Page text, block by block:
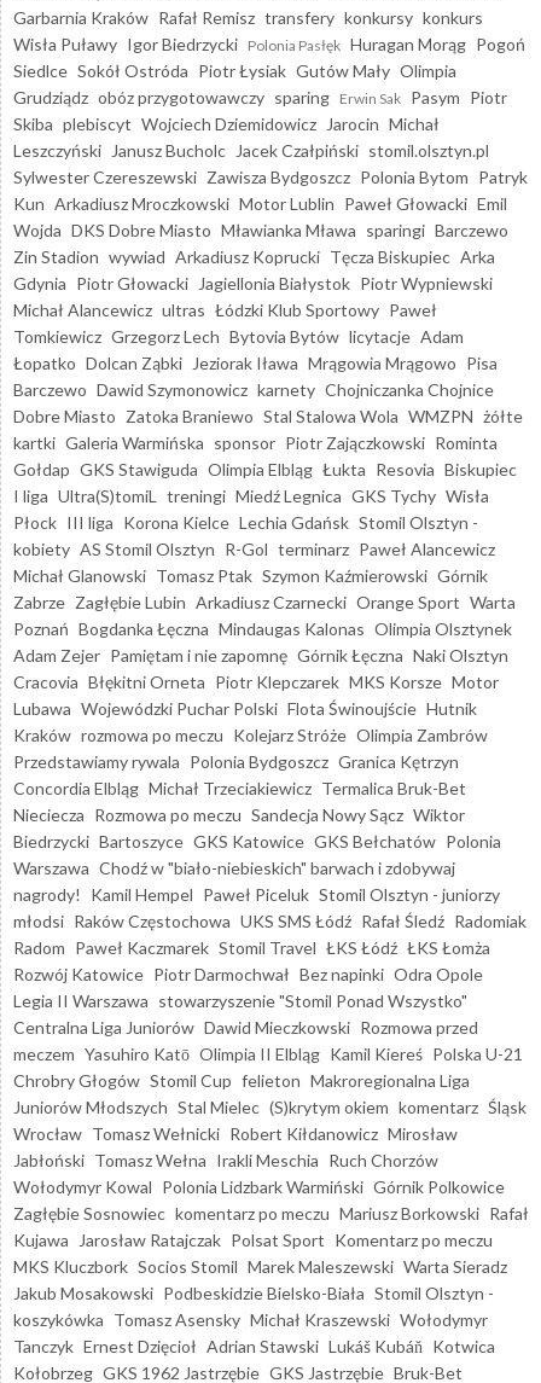
Garbarnia Kraków Rafał Remisz transfery konkursy konkurs
Wisła Puławy Igor Biedrzycki Polonia Pasłęk Huragan Morąg Pogoń
Siedlce Sokół Ostróda Piotr Łysiak Gutów Mały Olimpia
Grudziądz obóz przygotowawczy sparing Erwin Sak Pasym Piotr
Skiba plebiscyt Wojciech Dziemidowicz Jarocin Michał
Leszczyński
Janusz Bucholc Jacek Czałpiński stomil.olsztyn.pl
Sylwester Czereszewski Zawisza Bydgoszcz Polonia Bytom Patryk
Kun Arkadiusz Mroczkowski Motor Lublin Paweł Głowacki Emil
Wojda DKS Dobre Miasto Mławianka Mława sparingi Barczewo
Zin Stadion wywiad Arkadiusz Koprucki Tęcza Biskupiec Arka
Gdynia Piotr Głowacki Jagiellonia Białystok Piotr Wypniewski
Michał Alancewicz ultras Łódzki Klub Sportowy Paweł
Tomkiewicz Grzegorz Lech Bytovia Bytów licytacje Adam
Łopatko Dolcan Ząbki Jeziorak Iława Mrągowia Mrągowo Pisa
Barczewo Dawid Szymonowicz karnety Chojniczanka Chojnice
Dobre Miasto Zatoka Braniewo Stal Stalowa Wola WMZPN żółte
kartki Galeria Warmińska sponsor Piotr Zajączkowski Rominta
Gołdap GKS Stawiguda Olimpia Elbląg Łukta Resovia Biskupiec
I liga Ultra(S)tomiL treningi Miedź Legnica GKS Tychy Wisła
Płock III liga Korona Kielce Lechia Gdańsk Stomil Olsztyn -
kobiety AS Stomil Olsztyn R-Gol terminarz Paweł Alancewicz
Michał Glanowski Tomasz Ptak Szymon Kaźmierowski Górnik
Zabrze Zagłębie Lubin Arkadiusz Czarnecki Orange Sport Warta
Poznań Bogdanka Łęczna Mindaugas Kalonas Olimpia Olsztynek
Adam Zejer Pamiętam i nie zapomnę Górnik Łęczna Naki Olsztyn
Cracovia Błękitni Orneta Piotr Klepczarek MKS Korsze Motor
Lubawa Wojewódzki Puchar Polski Flota Świnoujście Hutnik
Kraków rozmowa po meczu Kolejarz Stróże Olimpia Zambrów
Przedstawiamy rywala Polonia Bydgoszcz Granica Kętrzyn
Concordia Elbląg Michał Trzeciakiewicz Termalica Bruk-Bet
Nieciecza Rozmowa po meczu Sandecja Nowy Sącz Wiktor
Biedrzycki Bartoszyce GKS Katowice GKS Bełchatów Polonia
Warszawa Chodź w "biało-niebieskich" barwach i zdobywaj
nagrody!
Kamil Hempel Paweł Piceluk Stomil Olsztyn - juniorzy
młodsi Raków Częstochowa UKS SMS Łódź Rafał Śledź Radomiak
Radom Paweł Kaczmarek Stomil Travel ŁKS Łódź ŁKS Łomża
Rozwój Katowice Piotr Darmochwał Bez napinki Odra Opole
Legia II Warszawa stowarzyszenie "Stomil Ponad Wszystko"
Centralna Liga Juniorów Dawid Mieczkowski Rozmowa przed
meczem Yasuhiro Katō Olimpia II Elbląg Kamil Kiereś Polska U-21
Chrobry Głogów Stomil Cup felieton Makroregionalna Liga
Juniorów Młodszych Stal Mielec (S)krytym okiem komentarz Śląsk
Wrocław Tomasz Wełnicki Robert Kiłdanowicz Mirosław
Jabłoński Tomasz Wełna Irakli Meschia Ruch Chorzów
Wołodymyr Kowal Polonia Lidzbark Warmiński Górnik Polkowice
Zagłębie Sosnowiec komentarz po meczu Mariusz Borkowski Rafał
Kujawa
Jarosław Ratajczak Polsat Sport Komentarz po meczu
MKS Kluczbork Socios Stomil Marek Maleszewski Warta Sieradz
Jakub Mosakowski Podbeskidzie Bielsko-Biała Stomil Olsztyn -
koszykówka Tomasz Asensky Michał Kraszewski Wołodymyr
Tanczyk Ernest Dzięcioł Adrian Stawski Lukáš Kubáň Kotwica
Kołobrzeg GKS 1962 Jastrzębie GKS Jastrzębie Bruk-Bet